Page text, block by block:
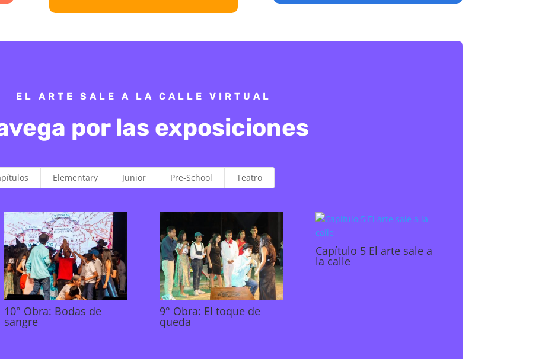
EL ARTE SALE A LA CALLE VIRTUAL
por las exposiciones
Elementary Junior Pre-School Teatro
10° Obra: Bodas de
sangre
9° Obra: El toque de
queda
Capítulo 5 El arte sale a
la calle